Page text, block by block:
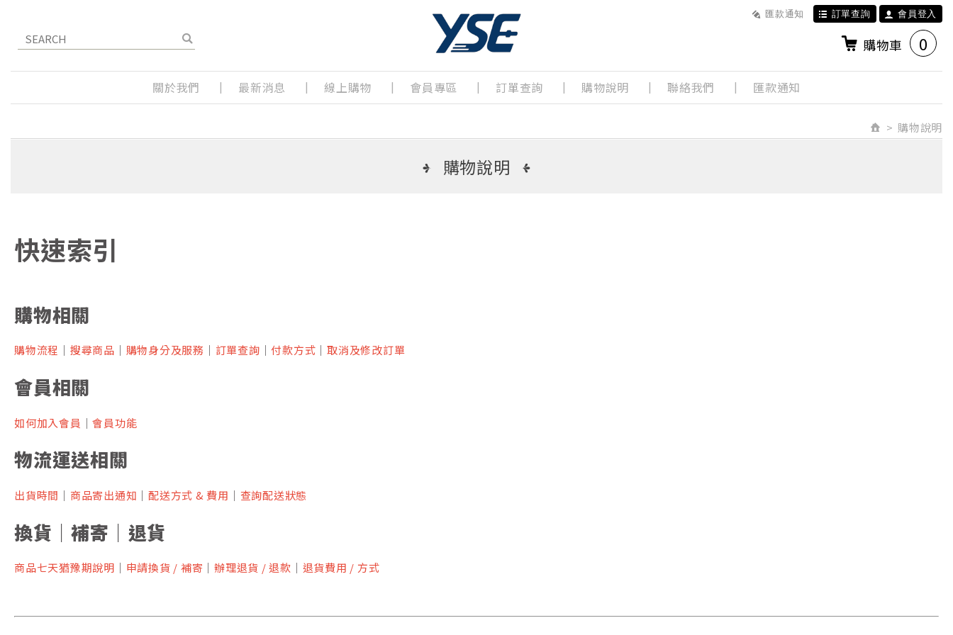
匯款通知 訂單查詢 會員登入
購物車 0
關於我們 最新消息 線上購物 會員專區 訂單查詢 購物說明 聯絡我們 匯款通知
購物說明
購物說明
快速索引
購物相關
購物流程 ｜ 搜尋商品 ｜ 購物身分及服務 ｜ 訂單查詢 ｜付款方式 ｜ 取消及修改訂單
會員相關
如何加入會員 ｜會員功能
物流運送相關
出貨時間 ｜ 商品寄出通知 ｜ 配送方式 & 費用 ｜ 查詢配送狀態
換貨｜補寄 ｜ 退貨
商品七天猶豫期說明 ｜ 申請換貨 / 補寄 ｜ 辦理退貨 / 退款 ｜ 退貨費用 / 方式